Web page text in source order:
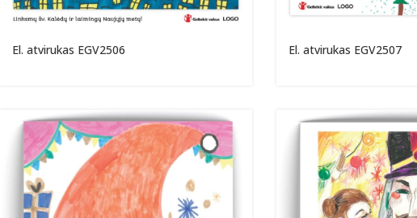
El. atvirukas EGV2506 El. atvirukas EGV2507